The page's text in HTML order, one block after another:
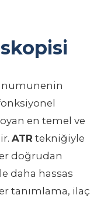
numunenin
en temel ve
ATR tekniğiyle
doğrudan
daha hassas
tanımlama, ilaç